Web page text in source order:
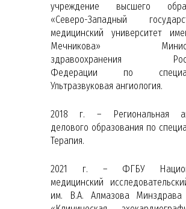
учреждение высшего
«Северо-Западный
медицинский университет
Мечникова»
здравоохранения
Федерации по
Ультразвуковая ангиология.
2018 г. – Региональная
делового образования по
Терапия.
2021 г. – ФГБУ
медицинский
им. В.А. Алмазова Минздрава